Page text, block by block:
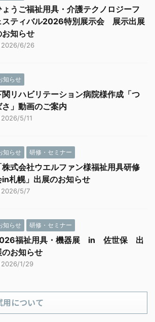
ょうご福祉用具・介護テクノロジーフ
スティバル2026特別展示会 展示出展
お知らせ
2026/6/26
知らせ
関リハビリテーション病院様作成「つ
さ」動画のご案内
2026/5/11
知らせ 研修・セミナー
株式会社ウエルファン様福祉用具研修
in札幌」出展のお知らせ
2026/5/7
知らせ 研修・セミナー
福祉用具・機器展 in 佐世保 出
のお知らせ
2026/1/29
用について